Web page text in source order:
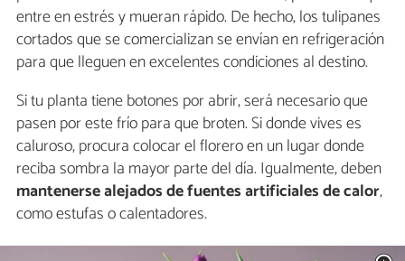
entre en estrés y mueran rápido. De hecho, los tulipanes
cortados que se comercializan se envían en refrigeración
para que lleguen en excelentes condiciones al destino.
Si tu planta tiene botones por abrir, será necesario que
pasen por este frío para que broten. Si donde vives es
caluroso, procura colocar el florero en un lugar donde
reciba sombra la mayor parte del día. Igualmente, deben
mantenerse alejados de fuentes artificiales de calor,
como estufas o calentadores.